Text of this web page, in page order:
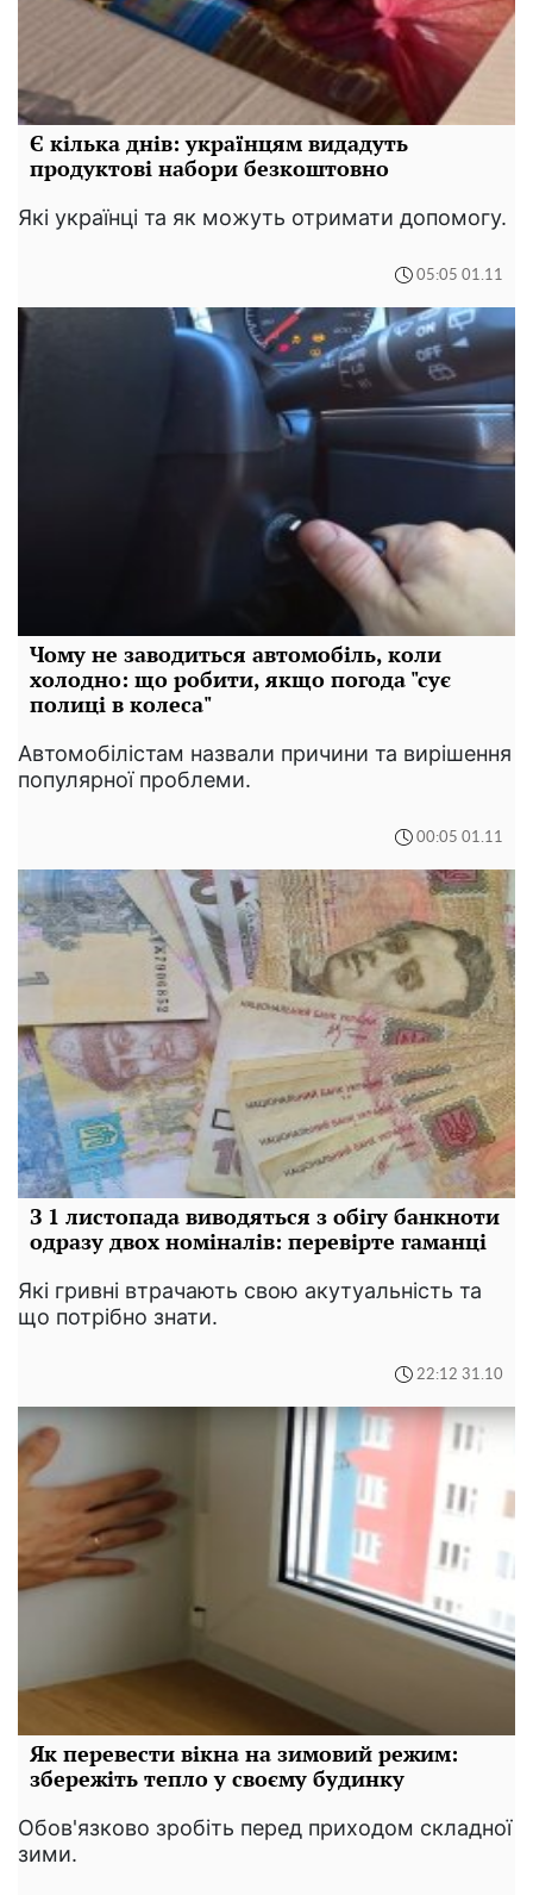
Є кілька днів: українцям видадуть
продуктові набори безкоштовно
Які українці та як можуть отримати допомогу.
05:05 01.11
Чому не заводиться автомобіль, коли
холодно: що робити, якщо погода "сує
полиці в колеса"
Автомобілістам назвали причини та вирішення
популярної проблеми.
00:05 01.11
З 1 листопада виводяться з обігу банкноти
одразу двох номіналів: перевірте гаманці
Які гривні втрачають свою акутуальність та
що потрібно знати.
22:12 31.10
Як перевести вікна на зимовий режим:
збережіть тепло у своєму будинку
Обов'язково зробіть перед приходом складної
зими.